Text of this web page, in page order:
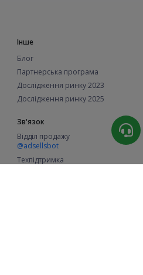
Інше
Блог
Партнерська програма
Дослідження ринку 2023
Дослідження ринку 2025
Зв'язок
Відділ продажу
@adsellsbot
Техпідтримка